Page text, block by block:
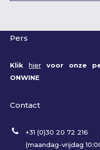
Pers
Klik hiervoor onze
ONWINE
Contact
+31 (0)30 20 72 216
(maandag-vrijdag